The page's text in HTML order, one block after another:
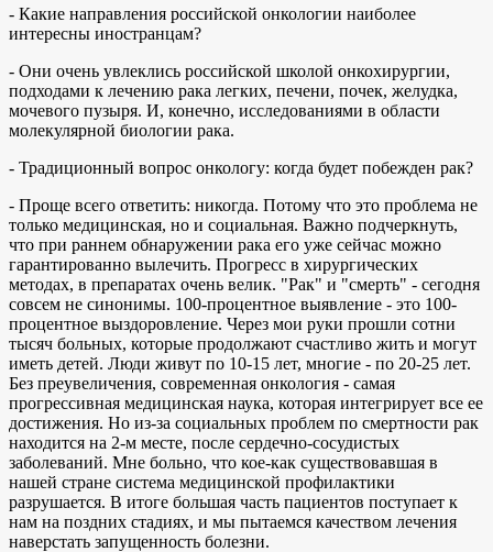
- Какие направления российской онкологии наиболее
интересны иностранцам?
- Они очень увлеклись российской школой онкохирургии,
подходами к лечению рака легких, печени, почек, желудка,
мочевого пузыря. И, конечно, исследованиями в области
молекулярной биологии рака.
- Традиционный вопрос онкологу: когда будет побежден рак?
- Проще всего ответить: никогда. Потому что это проблема не
только медицинская, но и социальная. Важно подчеркнуть,
что при раннем обнаружении рака его уже сейчас можно
гарантированно вылечить. Прогресс в хирургических
методах, в препаратах очень велик. "Рак" и "смерть" - сегодня
совсем не синонимы. 100-процентное выявление - это 100-
процентное выздоровление. Через мои руки прошли сотни
тысяч больных, которые продолжают счастливо жить и могут
иметь детей. Люди живут по 10-15 лет, многие - по 20-25 лет.
Без преувеличения, современная онкология - самая
прогрессивная медицинская наука, которая интегрирует все ее
достижения. Но из-за социальных проблем по смертности рак
находится на 2-м месте, после сердечно-сосудистых
заболеваний. Мне больно, что кое-как существовавшая в
нашей стране система медицинской профилактики
разрушается. В итоге большая часть пациентов поступает к
нам на поздних стадиях, и мы пытаемся качеством лечения
наверстать запущенность болезни.